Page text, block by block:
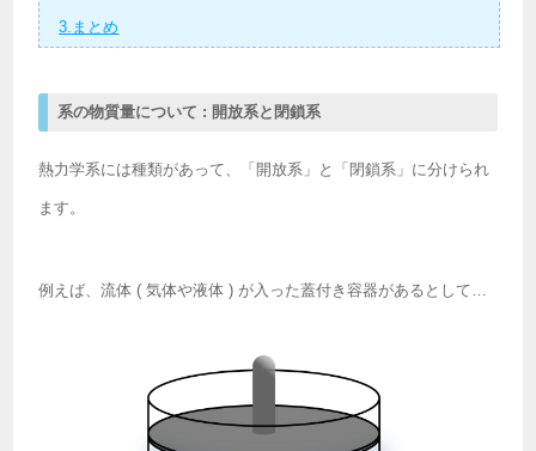
3.まとめ
系の物質量について : 開放系と閉鎖系
熱力学系には種類があって、「開放系」と「閉鎖系」に分けられ
ます。
例えば、流体 ( 気体や液体 ) が入った蓋付き容器があるとして…